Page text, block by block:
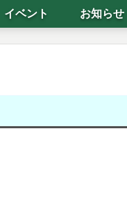
イベント お知らせ